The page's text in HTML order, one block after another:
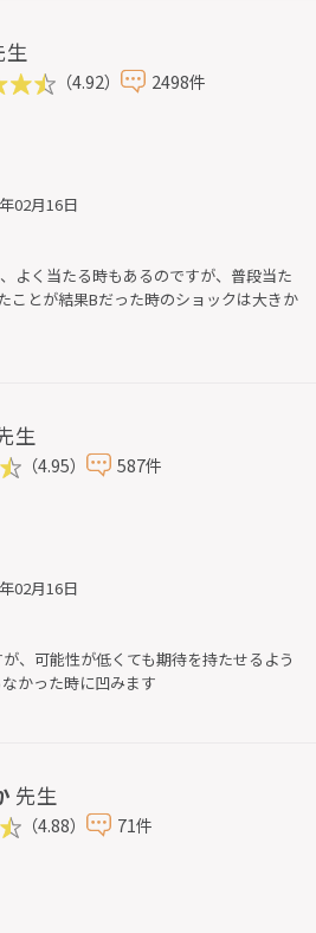
生
（4.92） 2498件
02月16日
よく当たる時もあるのですが、普段当た
ことが結果Bだった時のショックは大きか
生
（4.95） 587件
02月16日
、可能性が低くても期待を持たせるよう
かった時に凹みます
先生
（4.88） 71件